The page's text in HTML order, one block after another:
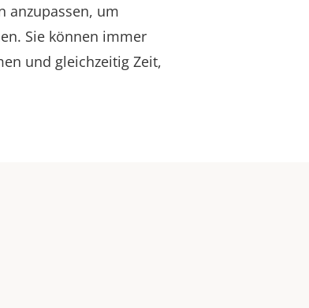
anzupassen, um
Sie können immer
und gleichzeitig Zeit,